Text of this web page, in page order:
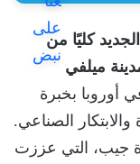
كليًا من
ميلفي
أوروبا بخبرة
والابتكار الصناعي.
جيب، التي عززت